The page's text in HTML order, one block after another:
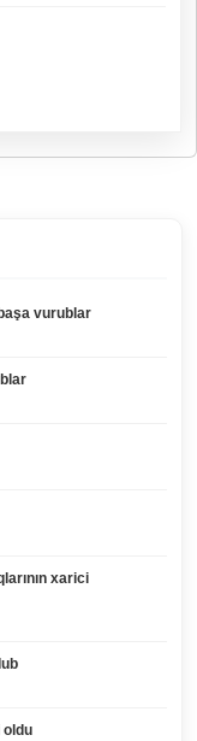
vurublar
xarici
oldu